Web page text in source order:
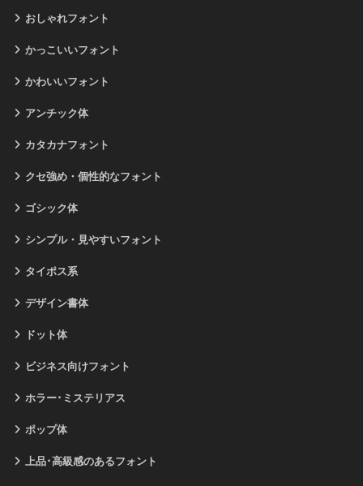
おしゃれフォント
かっこいいフォント
かわいいフォント
アンチック体
カタカナフォント
クセ強め・個性的なフォント
ゴシック体
シンプル・見やすいフォント
タイポス系
デザイン書体
ドット体
ビジネス向けフォント
ホラー･ミステリアス
ポップ体
上品･高級感のあるフォント